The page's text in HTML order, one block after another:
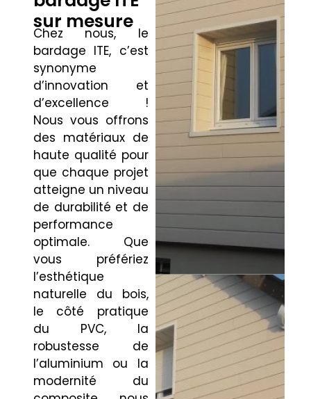
sur mesure
Chez nous, le
bardage ITE, c’est
synonyme
d’innovation et
d’excellence !
Nous vous offrons
des matériaux de
haute qualité pour
que chaque projet
atteigne un niveau
de durabilité et de
performance
optimale. Que
vous préfériez
l’esthétique
naturelle du bois,
le côté pratique
du PVC, la
robustesse de
l’aluminium ou la
modernité du